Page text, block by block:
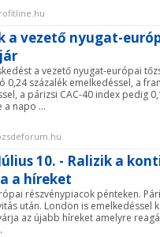
a vezető nyugat-
a vezető nyugat-európai
0,24 százalék emelkedéssel, a
a párizsi CAC-40 index pedig
a napo ...
10. - Ralizik a
a híreket
részvénypiacok pénteken.
után. London is emelkedéssel
az újabb híreket amelyre